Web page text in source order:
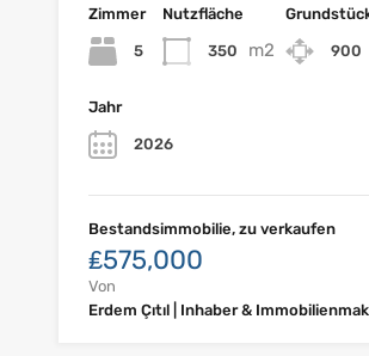
Zimmer
5
Nutzfläche
350 m2 900
Jahr
2026
Bestandsimmobilie, zu verkaufen
₤575,000
Von
Erdem Çıtıl | Inhaber &